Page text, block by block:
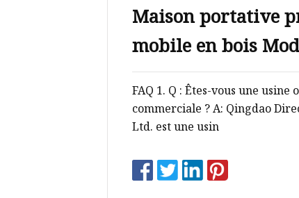
Maison portative
mobile en bois
FAQ 1. Q : Êtes-vous une usine
commerciale ? A: Qingdao
Ltd. est une usin